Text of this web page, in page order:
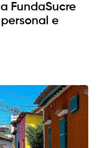
FundaSucre
e